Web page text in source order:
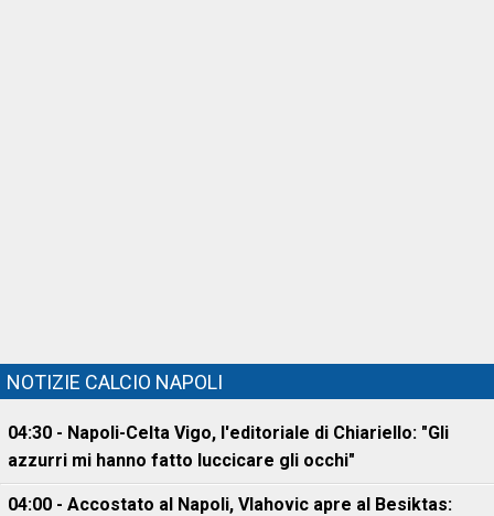
NOTIZIE CALCIO NAPOLI
04:30 - Napoli-Celta Vigo, l'editoriale di Chiariello: "Gli
azzurri mi hanno fatto luccicare gli occhi"
04:00 - Accostato al Napoli, Vlahovic apre al Besiktas: